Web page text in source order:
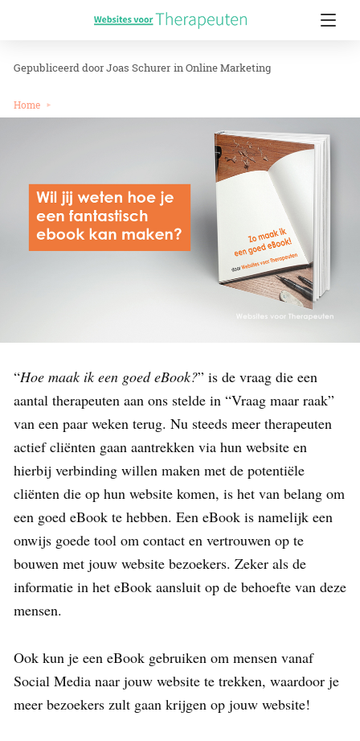
Joas Schurer inOnline Marketing
Home
“Hoe maak ik een goed eBook?” is de vraag die een
aantal therapeuten aan ons stelde in “Vraag maar raak”
van een paar weken terug. Nu steeds meer therapeuten
actief cliënten gaan aantrekken via hun website en
hierbij verbinding willen maken met de potentiële
cliënten die op hun website komen, is het van belang om
een goed eBook te hebben. Een eBook is namelijk een
onwijs goede tool om contact en vertrouwen op te
bouwen met jouw website bezoekers. Zeker als de
informatie in het eBook aansluit op de behoefte van deze
mensen.
Ook kun je een eBook gebruiken om mensen vanaf
Social Media naar jouw website te trekken, waardoor je
meer bezoekers zult gaan krijgen op jouw website!